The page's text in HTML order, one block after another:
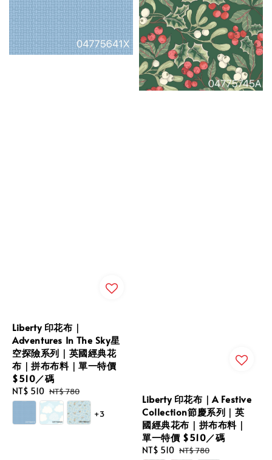
Liberty 印花布｜
Adventures In The Sky星
空探險系列｜英國經典花
布｜拼布布料｜單一特價
$510／碼
Sale
price
NT$ 510 Regular
price
NT$ 780
+3
Liberty 印花布｜A Festive
Collection節慶系列｜英
國經典花布｜拼布布料｜
單一特價 $510／碼
Sale
NT$ 510 Regular
NT$ 780